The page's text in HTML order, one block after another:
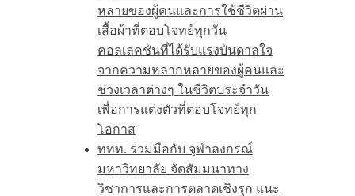
หลายของผู้คนและการใช้ชีวิตผ่าน
เสื้อผ้าที่ตอบโจทย์ทุกวัน
คอลเลคชันที่ได้รับแรงบันดาลใจ
จากความหลากหลายของผู้คนและ
ช่วงเวลาต่างๆ ในชีวิตประจำวัน
เพื่อการแต่งตัวที่ตอบโจทย์ทุก
โอกาส
ททท. ร่วมมือกับ จุฬาลงกรณ์
มหาวิทยาลัย จัดสัมมนาทาง
วิชาการและการตลาดเชิงรุก แนะ